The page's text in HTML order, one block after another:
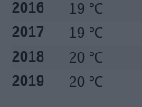
2016
19 ℃
2017
19 ℃
2018
20 ℃
2019
20 ℃